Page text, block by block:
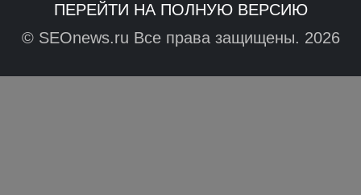
ПЕРЕЙТИ НА ПОЛНУЮ ВЕРСИЮ
© SEOnews.ru Все права защищены. 2026